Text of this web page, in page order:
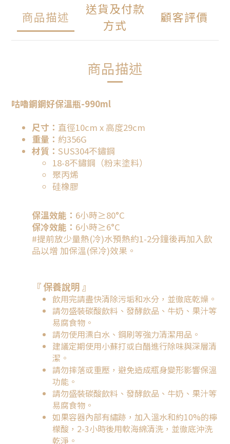
商品描述
送貨及付款
方式
顧客評價
商品描述
咕嚕鋼鋼好保溫瓶-990ml
尺寸： 直徑10cm x 高度29cm
重量： 約356G
材質： SUS304不鏽鋼
18-8不鏽鋼（粉末塗料）
聚丙烯
硅橡膠
保溫效能： 6小時≥80°C
保冷效能： 6小時≥6°C
#提前放少量熱(冷)水預熱約1-2分鐘後再加入飲
品以增 加保溫(保冷)效果。
『 保養說明』
飲用完請盡快清除污垢和水分，並徹底乾燥。
請勿盛裝碳酸飲料、發酵飲品、牛奶、果汁等
易腐食物。
請勿使用漂白水、鋼刷等強力清潔用品。
建議定期使用小蘇打或白醋進行除味與深層清
潔。
請勿摔落或重壓，避免造成瓶身變形影響保溫
功能。
請勿盛裝碳酸飲料、發酵飲品、牛奶、果汁等
易腐食物。
如果容器內部有繡跡，加入溫水和約10%的檸
檬酸，2-3小時後用軟海綿清洗，並徹底沖洗
乾淨。